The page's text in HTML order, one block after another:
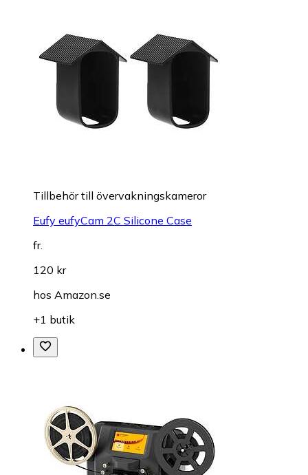
Tillbehör till övervakningskameror
Eufy eufyCam 2C Silicone Case
fr.
120 kr
hos Amazon.se
+1 butik